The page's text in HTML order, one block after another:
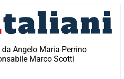
Angelo Maria Perrino
Marco Scotti